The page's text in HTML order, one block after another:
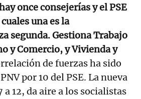
once consejerías y el PSE
una es la
segunda. Gestiona Trabajo
y Comercio, y Vivienda y
de fuerzas ha sido
por 10 del PSE. La nueva
12, da aire a los socialistas